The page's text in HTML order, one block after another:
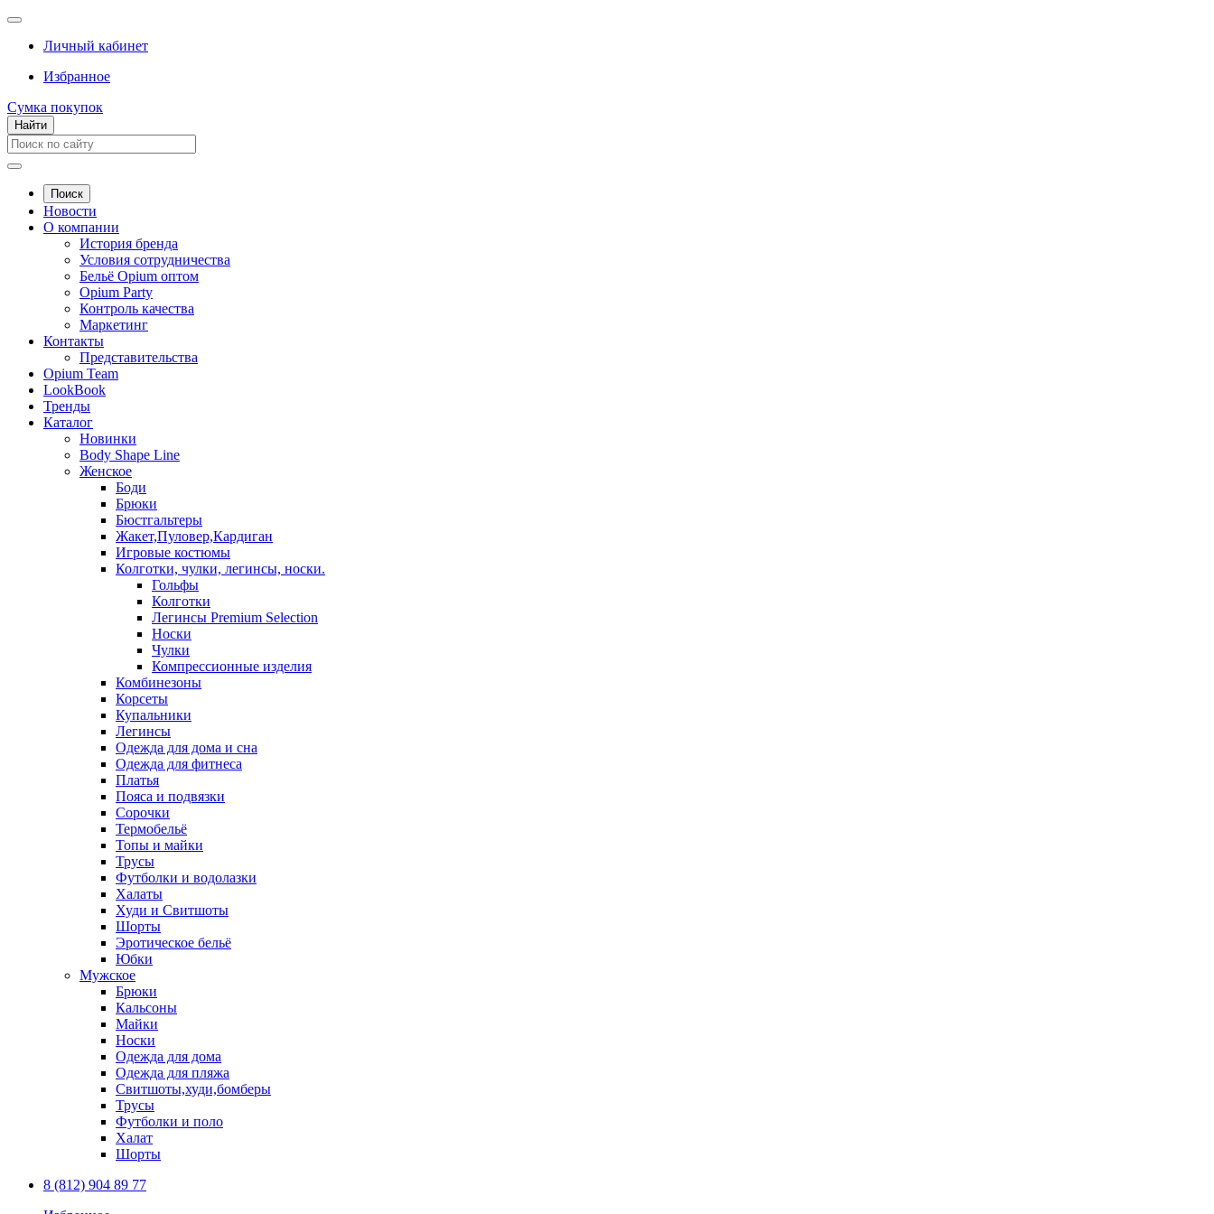
Личный кабинет
Избранное
Сумка покупок
Найти
Поиск
Новости
О компании
История бренда
Условия сотрудничества
Бельё Opium оптом
Opium Party
Контроль качества
Маркетинг
Контакты
Представительства
Opium Team
LookBook
Тренды
Каталог
Новинки
Body Shape Line
Женское
Боди
Брюки
Бюстгальтеры
Жакет,Пуловер,Кардиган
Игровые костюмы
Колготки, чулки, легинсы, носки.
Гольфы
Колготки
Легинсы Premium Selection
Носки
Чулки
Компрессионные изделия
Комбинезоны
Корсеты
Купальники
Легинсы
Одежда для дома и сна
Одежда для фитнеса
Платья
Пояса и подвязки
Сорочки
Термобельё
Топы и майки
Трусы
Футболки и водолазки
Халаты
Худи и Свитшоты
Шорты
Эротическое бельё
Юбки
Мужское
Брюки
Кальсоны
Майки
Носки
Одежда для дома
Одежда для пляжа
Свитшоты,худи,бомберы
Трусы
Футболки и поло
Халат
Шорты
8 (812) 904 89 77